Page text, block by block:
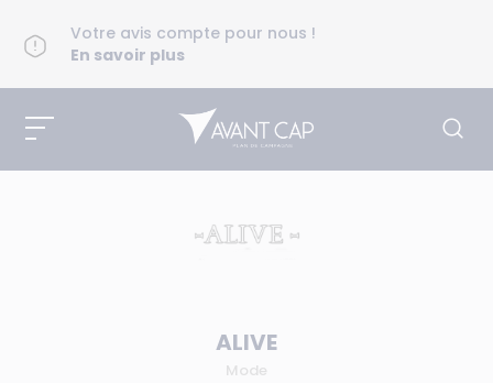
Votre avis compte pour nous !
En savoir plus
ALIVE
Mode